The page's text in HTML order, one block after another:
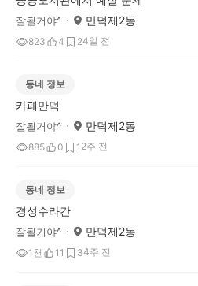
잘될거야^ 만덕제2동
823 4 24일 전
동네 정보
카페만덕
잘될거야^ 만덕제2동
885 0 1 2주 전
동네 정보
경성수라간
잘될거야^ 만덕제2동
1천 11 34주 전